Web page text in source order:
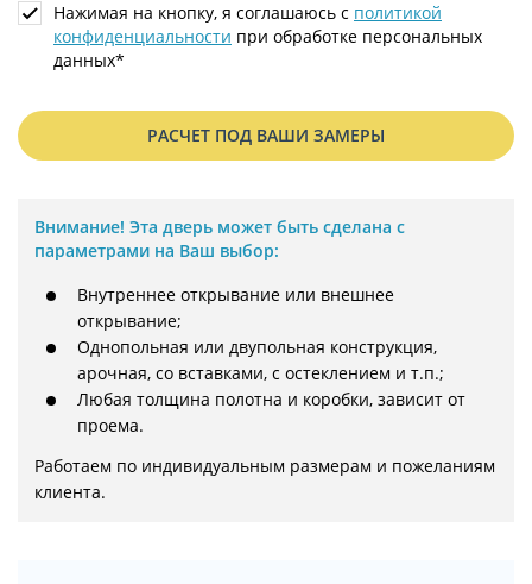
Нажимая на кнопку, я соглашаюсь с политикой
конфиденциальности при обработке персональных
данных*
РАСЧЕТ ПОД ВАШИ ЗАМЕРЫ
Внимание! Эта дверь может быть сделана с
параметрами на Ваш выбор:
Внутреннее открывание или внешнее
открывание;
Однопольная или двупольная конструкция,
арочная, со вставками, с остеклением и т.п.;
Любая толщина полотна и коробки, зависит от
проема.
Работаем по индивидуальным размерам и пожеланиям
клиента.